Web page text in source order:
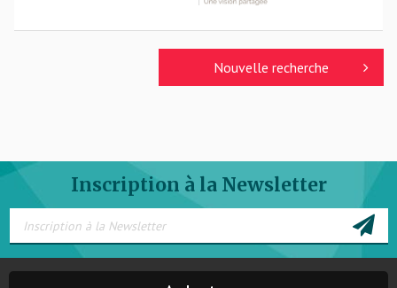
Nouvelle recherche
Inscription à la Newsletter